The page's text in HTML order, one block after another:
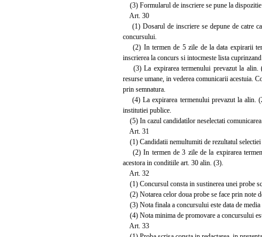
(3) Formularul de inscriere se pune la
Art. 30
(1) Dosarul de inscriere se depune de catre
concursului.
(2) In termen de 5 zile de la data expirarii
inscrierea la concurs si intocmeste lista
(3) La expirarea termenului prevazut la alin.
resurse umane, in vederea comunicarii acestuia.
prin semnatura.
(4) La expirarea termenului prevazut la alin.
institutiei publice.
(5) In cazul candidatilor neselectati
Art. 31
(1) Candidatii nemultumiti de rezultatul selectiei
(2) In termen de 3 zile de la expirarea
acestora in conditiile art. 30 alin. (3).
Art. 32
(1) Concursul consta in sustinerea unei probe
(2) Notarea celor doua probe se face prin note
(3) Nota finala a concursului este data de
(4) Nota minima de promovare a concursului
Art. 33